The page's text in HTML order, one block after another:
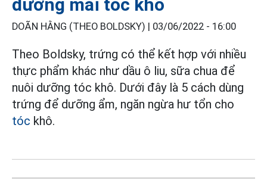
dưỡng mái tóc khô
DOÃN HẰNG (THEO BOLDSKY) | 03/06/2022 - 16:00
Theo Boldsky, trứng có thể kết hợp với nhiều
thực phẩm khác như dầu ô liu, sữa chua để
nuôi dưỡng tóc khô. Dưới đây là 5 cách dùng
trứng để dưỡng ẩm, ngăn ngừa hư tổn cho
tóc khô.